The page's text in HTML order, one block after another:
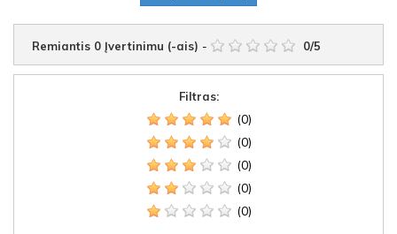
Remiantis 0 Įvertinimu (-ais) - 0/5
Filtras:
(0)
(0)
(0)
(0)
(0)